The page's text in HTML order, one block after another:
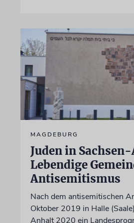
MAGDEBURG
Juden in
Lebendige
Antisemitismus
Nach dem antisemitischen
Oktober 2019 in Halle
Anhalt 2020 ein